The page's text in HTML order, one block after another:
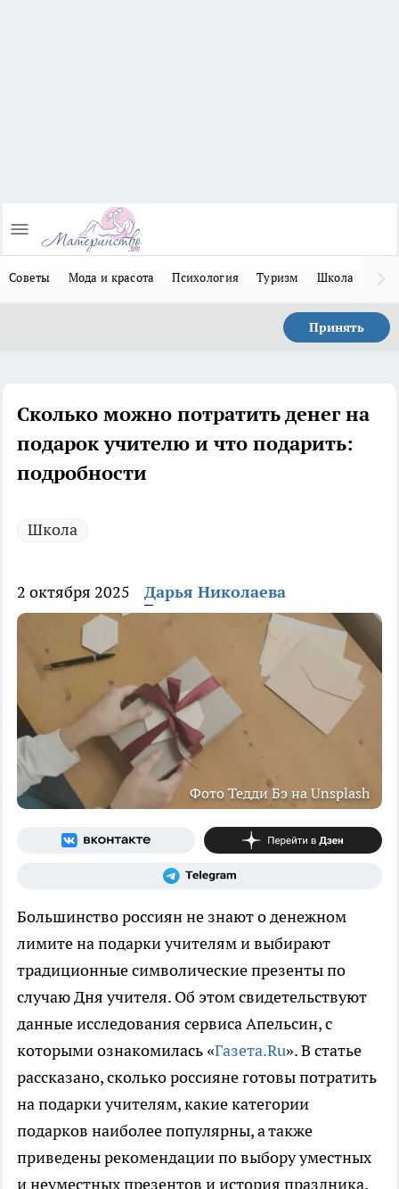
Советы Мода и красота Психология Туризм Школа
Принять
Сколько можно потратить денег на
подарок учителю и что подарить:
подробности
Школа
2 октября 2025 Дарья Николаева
Фото Тедди Бэ на Unsplash
Большинство россиян не знают о денежном
лимите на подарки учителям и выбирают
традиционные символические презенты по
случаю Дня учителя. Об этом свидетельствуют
данные исследования сервиса Апельсин, с
которыми ознакомилась «Газета.Ru». В статье
рассказано, сколько россияне готовы потратить
на подарки учителям, какие категории
подарков наиболее популярны, а также
приведены рекомендации по выбору уместных
и неуместных презентов и история праздника.